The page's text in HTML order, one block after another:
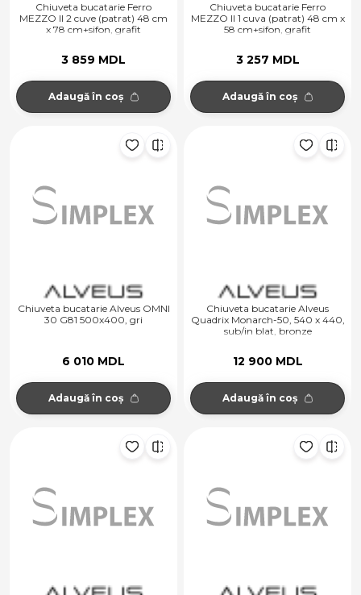
Chiuveta bucatarie Ferro
MEZZO II 2 cuve (patrat) 48 cm
x 78 cm+sifon, grafit
3 859 MDL
Adaugă în coș
Chiuveta bucatarie Ferro
MEZZO II 1 cuva (patrat) 48 cm x
58 cm+sifon, grafit
3 257 MDL
Adaugă în coș
Chiuveta bucatarie Alveus OMNI
30 G81 500x400, gri
6 010 MDL
Adaugă în coș
Chiuveta bucatarie Alveus
Quadrix Monarch-50, 540 x 440,
sub/in blat, bronze
12 900 MDL
Adaugă în coș